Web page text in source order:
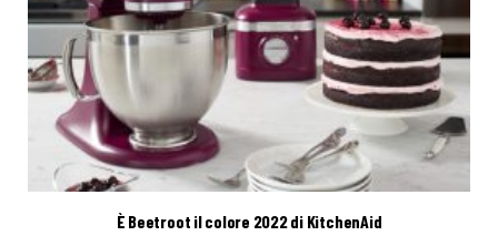
È Beetroot il colore 2022 di KitchenAid